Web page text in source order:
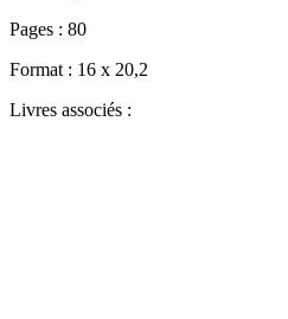
Pages : 80
Format : 16 x 20,2
Livres associés :